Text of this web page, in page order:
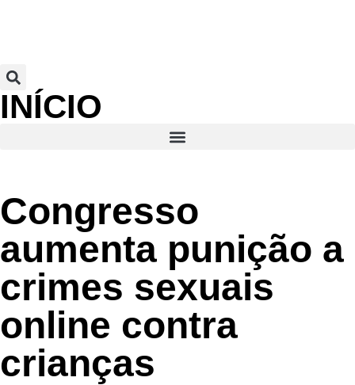
INÍCIO
Congresso
aumenta punição a
crimes sexuais
online contra
crianças